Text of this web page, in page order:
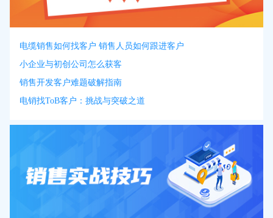
电缆销售如何找客户 销售人员如何跟进客户
小企业与初创公司怎么获客
销售开发客户难题破解指南
电销找ToB客户：挑战与突破之道